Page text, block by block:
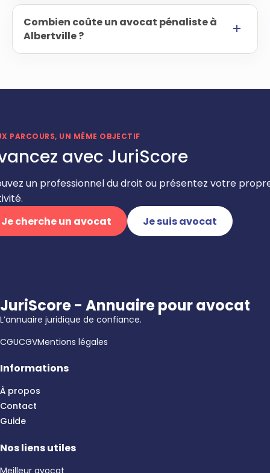
Combien coûte un avocat pénaliste à
Albertville ?
PARCOURS, UN MÊME OBJECTIF
avec JuriScore
un professionnel du droit ou présentez votre
Je cherche un avocat
Je suis avocat
JuriScore - Annuaire pour avocat
L’annuaire juridique de confiance.
CGUCGVMentions légales
Informations
À propos
Contact
Guide
Nos liens utiles
Meilleur avocat